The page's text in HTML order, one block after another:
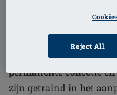
winkel, presenteren u
permanente collectie
zijn getraind in het
Reject All